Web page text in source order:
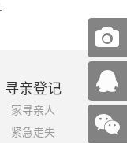
寻亲登记
家寻亲人
紧急走失